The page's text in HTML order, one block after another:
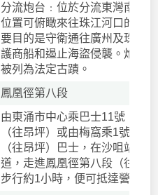
分流炮台﹕位於分流東灣南面
位置可俯瞰來往珠江河口的航
要目的是守衛通往廣州及珠江
護商船和遏止海盜侵襲。炮台
被列為法定古蹟。
鳳凰徑第八段
由東涌市中心乘巴士11號（往
（往昂坪）或由梅窩乘1號（往
（往昂坪）巴士，在沙咀站下
道，走進鳳凰徑第八段（往狗
步行約1小時，便可抵達營地。